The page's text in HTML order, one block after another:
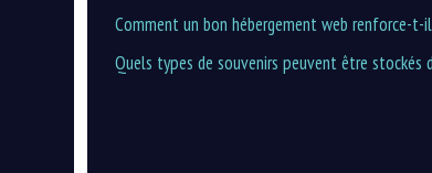
Comment un bon hébergement web renforce-
Quels types de souvenirs peuvent être stockés